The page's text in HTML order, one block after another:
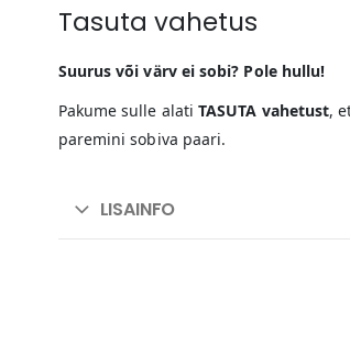
Tasuta vahetus
Suurus või värv ei sobi? Pole hullu!
Pakume sulle alatiTASUTA vahetust,
paremini sobiva paari.
LISAINFO